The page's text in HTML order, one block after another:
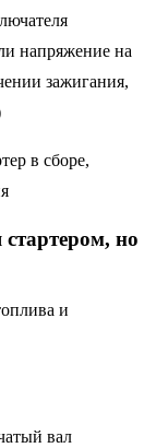
напряжение на
зажигания,
в сборе,
но
и
вал